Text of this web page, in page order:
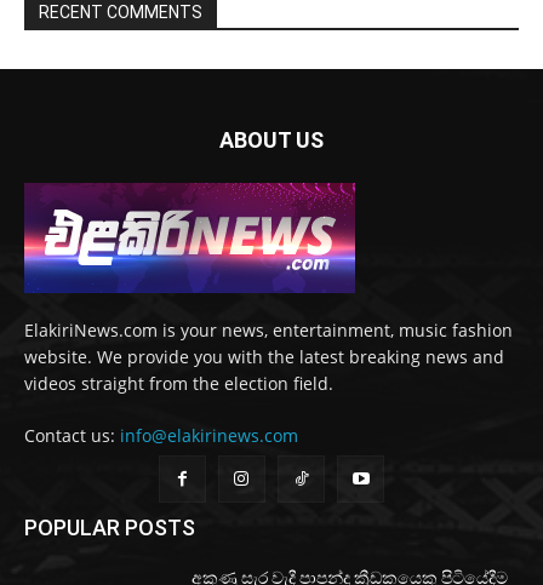
RECENT COMMENTS
ABOUT US
ElakiriNews.com is your news, entertainment, music fashion
website. We provide you with the latest breaking news and
videos straight from the election field.
Contact us: info@elakirinews.com
POPULAR POSTS
අකුණු සැර වැදී පාපන්දු ක්‍රීඩකයෙකු පිටියේදීම